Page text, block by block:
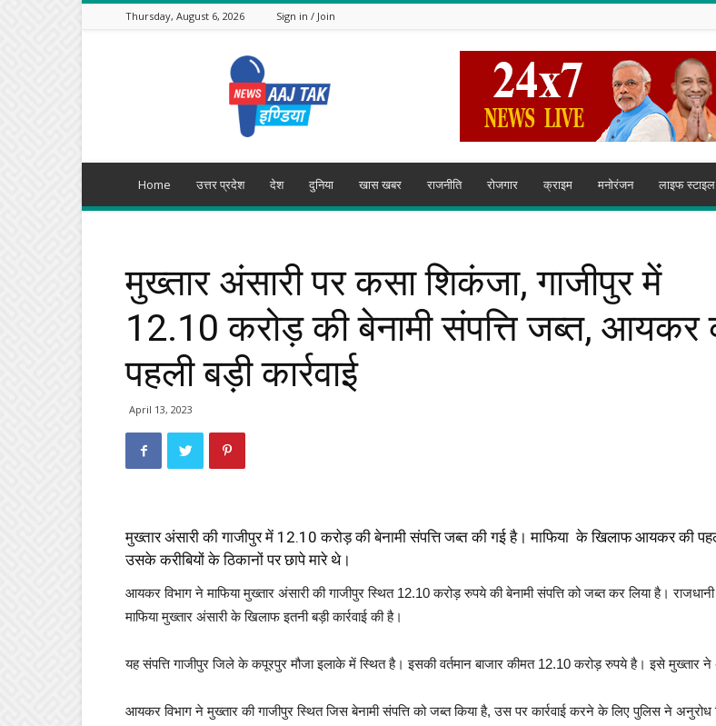
Thursday, August 6, 2026 Sign in / Join
India
Home उत्तर प्रदेश देश दुनिया खास खबर राजनीति रोजगार क्राइम मनोरंजन लाइफ स्टाइल
मुख्तार अंसारी पर कसा शिकंजा, गाजीपुर में
12.10 करोड़ की बेनामी संपत्ति जब्त, आयकर
पहली बड़ी कार्रवाई
April 13, 2023
मुख्तार अंसारी की गाजीपुर में 12.10 करोड़ की बेनामी संपत्ति जब्त की गई है। माफिया के खिलाफ आयकर की
उसके करीबियों के ठिकानों पर छापे मारे थे।
आयकर विभाग ने माफिया मुख्तार अंसारी की गाजीपुर स्थित 12.10 करोड़ रुपये की बेनामी संपत्ति को जब्त कर लिया है।
माफिया मुख्तार अंसारी के खिलाफ इतनी बड़ी कार्रवाई की है।
यह संपत्ति गाजीपुर जिले के कपूरपुर मौजा इलाके में स्थित है। इसकी वर्तमान बाजार कीमत 12.10 करोड़ रुपये है। इसे मुख्तार ने
आयकर विभाग ने मुख्तार की गाजीपुर स्थित जिस बेनामी संपत्ति को जब्त किया है, उस पर कार्रवाई करने के लिए पुलिस ने